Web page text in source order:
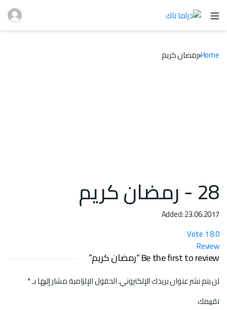
Homeرمضان كريم
28 - رمضان كريم
Added: 23.06.2017
8.0
1
Review
Be the first to review “رمضان كريم”
لن يتم نشر عنوان بريدك الإلكتروني.الحقول الإلزامية مشار إليها بـ*
تقييمك